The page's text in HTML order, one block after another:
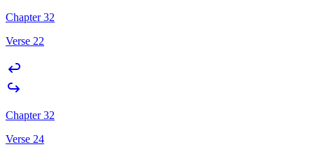
Chapter 32
Verse 22
Chapter 32
Verse 24